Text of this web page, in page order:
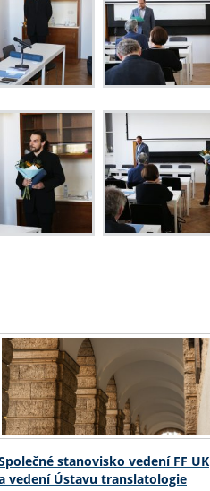
stanovisko vedení FF UK
vedení Ústavu translatologie